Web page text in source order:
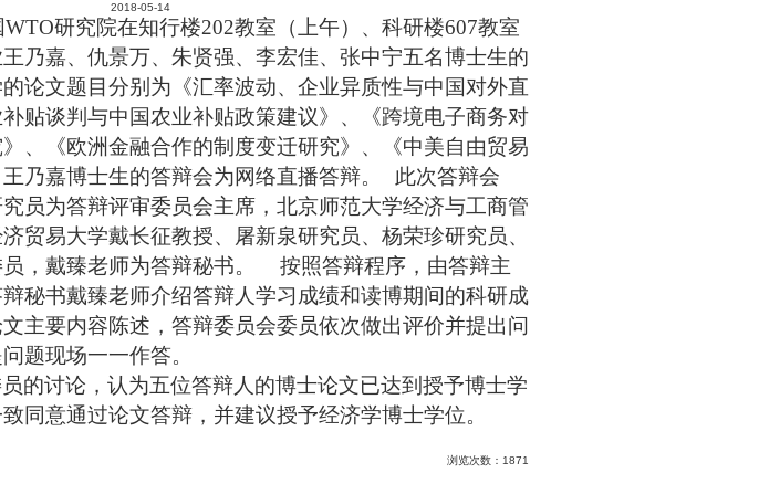
2018-05-14
WTO研究院在知行楼202教室（上午）、科研楼607教室
王乃嘉、仇景万、朱贤强、李宏佳、张中宁五名博士生的
论文题目分别为《汇率波动、企业异质性与中国对外直
贴谈判与中国农业补贴政策建议》、《跨境电子商务对
、《欧洲金融合作的制度变迁研究》、《中美自由贸易
乃嘉博士生的答辩会为网络直播答辩。
此次答辩会
员为答辩评审委员会主席，北京师范大学经济与工商管
贸易大学戴长征教授、屠新泉研究员、杨荣珍研究员、
，戴臻老师为答辩秘书。
按照答辩程序，由答辩主
秘书戴臻老师介绍答辩人学习成绩和读博期间的科研成
主要内容陈述，答辩委员会委员依次做出评价并提出问
题现场一一作答。
的讨论，认为五位答辩人的博士论文已达到授予博士学
同意通过论文答辩，并建议授予经济学博士学位。
浏览次数： 1871